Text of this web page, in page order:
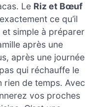
Le Riz et Bœuf
ce qu’il
simple à préparer
après une
après une journée
qui réchauffe le
de temps. Avec
vos proches